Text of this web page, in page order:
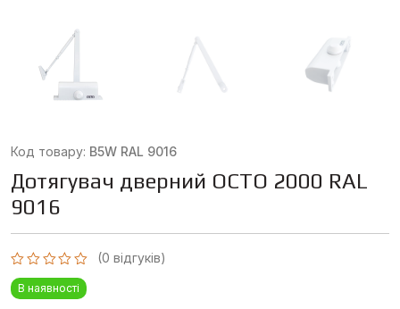
Код товару: B5W RAL 9016
Дотягувач дверний OCTO 2000 RAL
9016
Оцінено
в
0
(0 відгуків)
В наявності